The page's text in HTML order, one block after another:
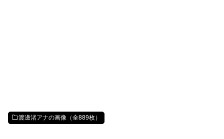
渡邊渚アナの画像（全889枚）